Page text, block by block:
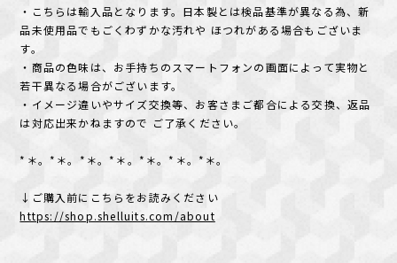
・こちらは輸入品となります。日本製とは検品基準が異なる為、新
品未使用品でもごくわずかな汚れや ほつれがある場合もございま
す。
・商品の色味は、お手持ちのスマートフォンの画面によって実物と
若干異なる場合がございます。
・イメージ違いやサイズ交換等、お客さまご都合による交換、返品
は対応出来かねますので ご了承ください。
*＊。*＊。*＊。*＊。*＊。*＊。*＊。
↓ご購入前にこちらをお読みください
https://shop.shelluits.com/about